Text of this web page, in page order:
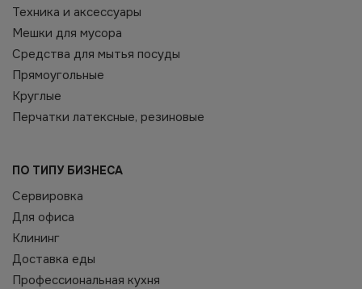
Техника и аксессуары
Мешки для мусора
Средства для мытья посуды
Прямоугольные
Круглые
Перчатки латексные, резиновые
ПО ТИПУ БИЗНЕСА
Сервировка
Для офиса
Клининг
Доставка еды
Профессиональная кухня